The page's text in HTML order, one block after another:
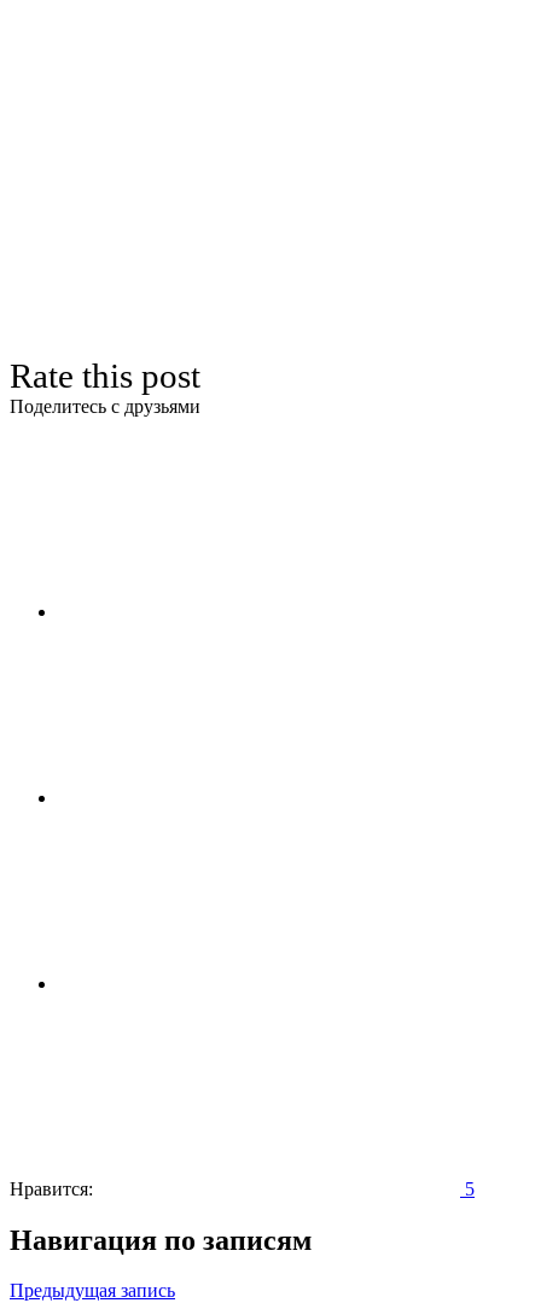
Rate this post
Поделитесь с друзьями
Нравится: 5
Навигация по записям
Предыдущая запись